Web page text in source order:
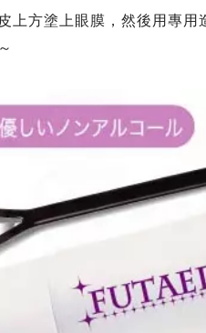
上方塗上眼膜，然後用專